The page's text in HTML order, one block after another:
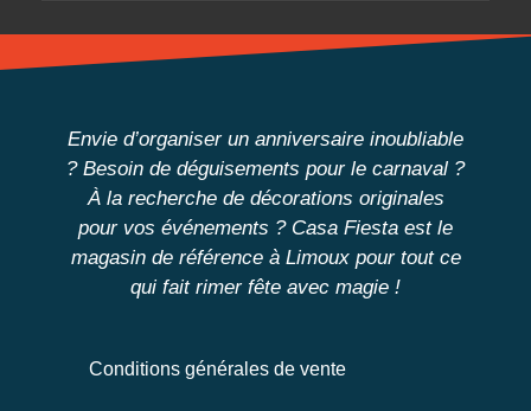
Envie d’organiser un anniversaire inoubliable
? Besoin de déguisements pour le carnaval ?
À la recherche de décorations originales
pour vos événements ? Casa Fiesta est le
magasin de référence à Limouxpour tout ce
qui fait rimer fête avec magie !
Conditions générales de vente